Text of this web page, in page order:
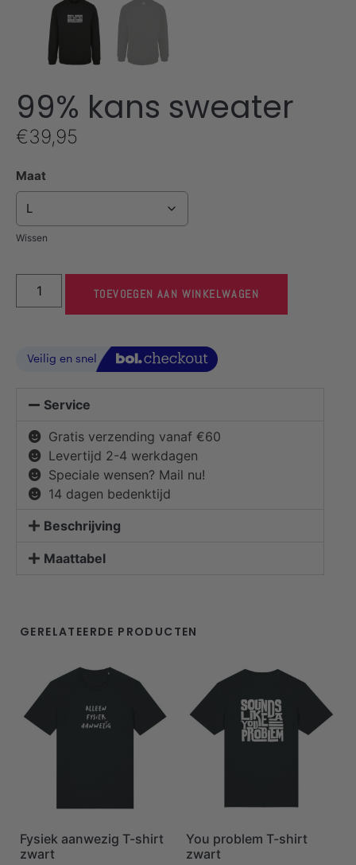
99% kans sweater
€39,95
Maat
Wissen
TOEVOEGEN AAN WINKELWAGEN
Service
Gratis verzending vanaf €60
Levertijd 2-4 werkdagen
Speciale wensen? Mail nu!
14 dagen bedenktijd
Beschrijving
Maattabel
GERELATEERDE PRODUCTEN
Fysiek aanwezig T-shirt
zwart
You problem T-shirt
zwart